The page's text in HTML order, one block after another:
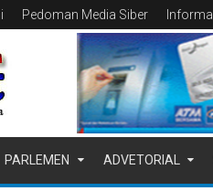
Pedoman Media Siber
PARLEMEN ADVETORIAL